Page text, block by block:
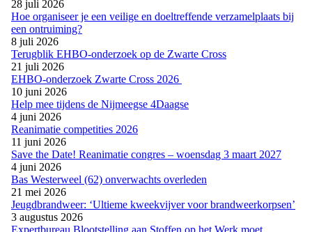
28 juli 2026
Hoe organiseer je een veilige en doeltreffende verzamelplaats bij
een ontruiming?
8 juli 2026
Terugblik EHBO-onderzoek op de Zwarte Cross
21 juli 2026
EHBO-onderzoek Zwarte Cross 2026
10 juni 2026
Help mee tijdens de Nijmeegse 4Daagse
4 juni 2026
Reanimatie competities 2026
11 juni 2026
Save the Date! Reanimatie congres – woensdag 3 maart 2027
4 juni 2026
Bas Westerweel (62) onverwachts overleden
21 mei 2026
Jeugdbrandweer: ‘Ultieme kweekvijver voor brandweerkorpsen’
3 augustus 2026
Expertbureau Blootstelling aan Stoffen op het Werk moet